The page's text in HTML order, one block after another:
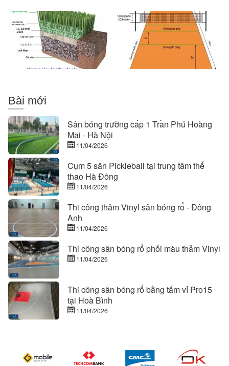
với
tuyển
Nam
lớp
nền
của
sân
bóng
chuyền
trong
đấu
Bài mới
Sân bóng trường cấp 1 Trần Phú Hoàng
Mai - Hà Nội
11/04/2026
Cụm 5 sân Pickleball tại trung tâm thể
thao Hà Đông
11/04/2026
Thi công thảm Vinyl sân bóng rổ - Đông
Anh
11/04/2026
Thi công sân bóng rổ phối màu thảm Vinyl
11/04/2026
Thi công sân bóng rổ bằng tấm vỉ Pro15
tại Hoà Bình
11/04/2026